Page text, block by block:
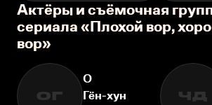
Актёры и съёмочная
сериала «Плохой вор,
вор»
ОГ
О
Гён-хун
ЧД